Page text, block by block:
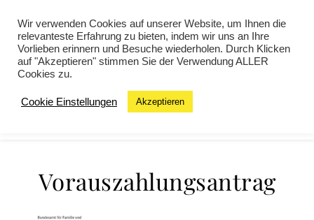
Vorauszahlungsantrag
Wir verwenden Cookies auf unserer Website, um Ihnen die
relevanteste Erfahrung zu bieten, indem wir uns an Ihre
Vorlieben erinnern und Besuche wiederholen. Durch Klicken
auf "Akzeptieren" stimmen Sie der Verwendung ALLER
Cookies zu.
Cookie Einstellungen Akzeptieren